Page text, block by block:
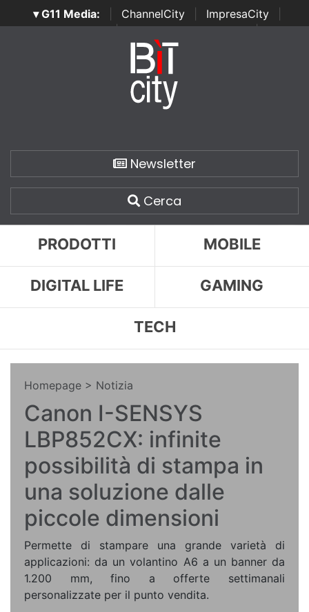
▾ G11 Media: ChannelCity ImpresaCity
SecurityOpenLab | Italian Channel Awards | Italian
Italian Security Awards
Newsletter
Cerca
PRODOTTI MOBILE
DIGITAL LIFE GAMING
TECH
Homepage > Notizia
Canon I-SENSYS
LBP852CX: infinite
possibilità di stampa in
una soluzione dalle
piccole dimensioni
Permette di stampare una grande varietà di
applicazioni: da un volantino A6 a un banner da
1.200 mm, fino a offerte settimanali
personalizzate per il punto vendita.